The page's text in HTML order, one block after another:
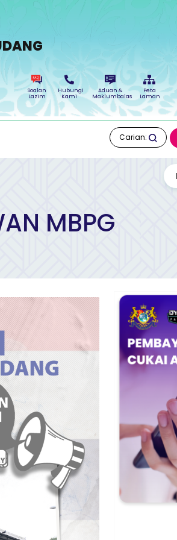
Soalan
Lazim
Hubungi
Kami
Aduan &
Maklumbalas
Peta
Laman
Carian:
MBPG